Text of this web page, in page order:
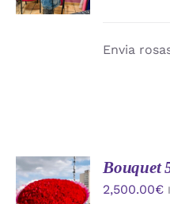
DETALLES
Envia
AÑADIR
AL
CARRITO
Bouquet
2,500.00€